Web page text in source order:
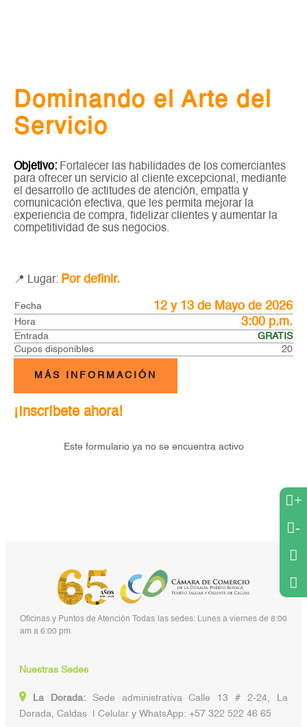
Dominando el Arte del
Servicio
Objetivo: Fortalecer las habilidades de los comerciantes
para ofrecer un servicio al cliente excepcional, mediante
el desarrollo de actitudes de atención, empatía y
comunicación efectiva, que les permita mejorar la
experiencia de compra, fidelizar clientes y aumentar la
competitividad de sus negocios.
📍 Lugar: Por definir.
Fecha 12 y 13 de Mayo de 2026
Hora 3:00 p.m.
Entrada
GRATIS
Cupos disponibles
20
MÁS INFORMACIÓN
¡Inscríbete ahora!
Este formulario ya no se encuentra activo
+
-
Oficinas y Puntos de Atención Todas las sedes: Lunes a viernes de 8:00
am a 6:00 pm.
Nuestras Sedes
La Dorada:Sede administrativa Calle 13 # 2-24, La
Dorada, Caldas | Celular y WhatsApp: +57 322 522 46 65